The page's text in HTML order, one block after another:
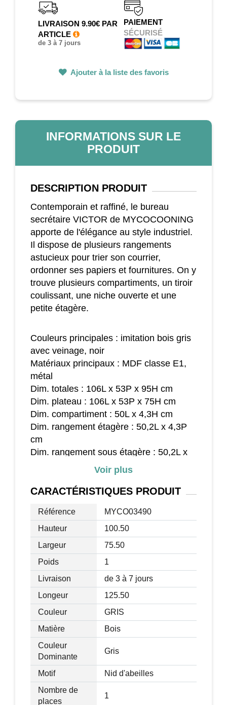
LIVRAISON 9.90€ PAR
ARTICLE
de 3 à 7 jours
PAIEMENT
SÉCURISÉ
Ajouter à la liste des favoris
INFORMATIONS SUR LE
PRODUIT
DESCRIPTION PRODUIT
Contemporain et raffiné, le bureau
secrétaire VICTOR de MYCOCOONING
apporte de l'élégance au style industriel.
Il dispose de plusieurs rangements
astucieux pour trier son courrier,
ordonner ses papiers et fournitures. On y
trouve plusieurs compartiments, un tiroir
coulissant, une niche ouverte et une
petite étagère.
Couleurs principales : imitation bois gris
avec veinage, noir
Matériaux principaux : MDF classe E1,
métal
Dim. totales : 106L x 53P x 95H cm
Dim. plateau : 106L x 53P x 75H cm
Dim. compartiment : 50L x 4,3H cm
Dim. rangement étagère : 50,2L x 4,3P
cm
Dim. rangement sous étagère : 50,2L x
11,5P x 9,2H cm
Dim. niche : 57,5L x 50P x 8,5H cm
Dim. rangement interne tiroir : 29,5L x
Charge max. recommandée : 70 Kg
Livraison effectuée en un colis
Voir plus
CARACTÉRISTIQUES PRODUIT
Référence
MYCO03490
Hauteur
100.50
Largeur
75.50
Poids
1
Livraison
de 3 à 7 jours
Longeur
125.50
Couleur
GRIS
Matière
Bois
Couleur
Dominante
Gris
Motif
Nid d'abeilles
Nombre de
places
1